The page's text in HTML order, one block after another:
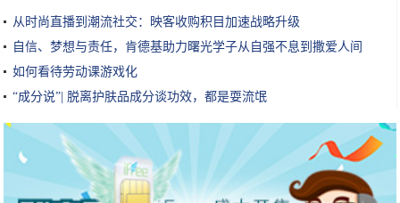
从时尚直播到潮流社交：映客收购积目加速战略升级
自信、梦想与责任，肯德基助力曙光学子从自强不息到撒爱人间
如何看待劳动课游戏化
“成分说”| 脱离护肤品成分谈功效，都是耍流氓